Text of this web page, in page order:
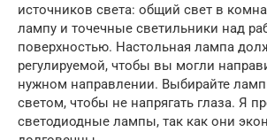
источников света: общий свет в
лампу и точечные светильники над
поверхностью. Настольная лампа
регулируемой, чтобы вы могли
нужном направлении. Выбирайте
светом, чтобы не напрягать глаза. Я
светодиодные лампы, так как они